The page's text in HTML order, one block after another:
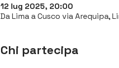
12 lug 2025, 20:00
Da Lima a Cusco via Arequipa,
Chi partecipa